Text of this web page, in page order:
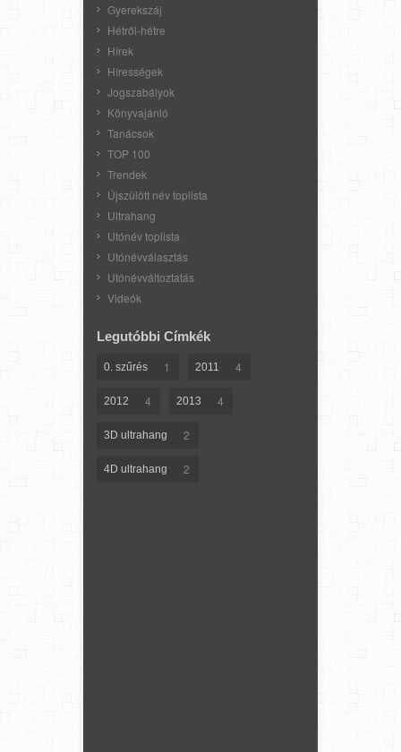
Gyerekszáj
Hétről-hétre
Hírek
Hírességek
Jogszabályok
Könyvajánló
Tanácsok
TOP 100
Trendek
Újszülött név toplista
Ultrahang
Utónév toplista
Utónévválasztás
Utónévváltoztatás
Videók
Legutóbbi Címkék
0. szűrés 1 2011 4
2012 4 2013 4
3D ultrahang 2
4D ultrahang 2